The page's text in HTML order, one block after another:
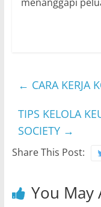
← CARA KERJA
TIPS KELOLA
SOCIETY →
Share This Post:
You May